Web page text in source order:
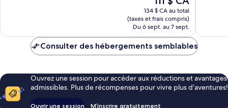
prix
est
de
111 $ CA
134 $ CA au total
(taxes et frais compris)
Du 6 sept. au 7 sept.
Consulter des hébergements semblables
Ouvrez une session pour accéder aux réductions et avantages
admissibles. Plus de récompenses pour vivre plus d’aventures!
Ouvrir une session M’inscrire gratuitement